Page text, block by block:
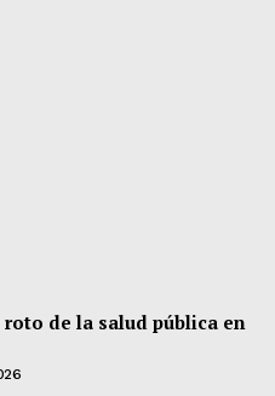
de la salud pública en